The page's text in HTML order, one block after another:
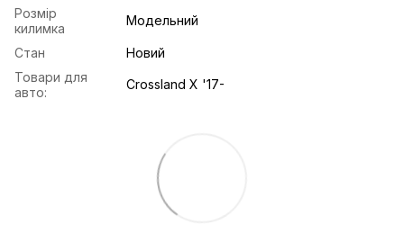
Розмір
килимка
Модельний
Стан
Новий
Товари для
авто:
Crossland X '17-